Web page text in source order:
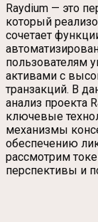
Raydium — это
который
сочетает
пользователям
активами с
транзакций. В
анализ проекта
ключевые
механизмы
обеспечению
рассмотрим
перспективы и